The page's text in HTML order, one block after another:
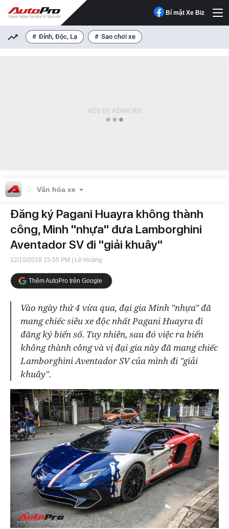
Bí mật Xe Biz
Đỉnh, Độc, Lạ Sao chơi xe
Văn hóa xe
Đăng ký Pagani Huayra không thành
công, Minh "nhựa" đưa Lamborghini
Aventador SV đi "giải khuây"
12/10/2018 15:55 PM | Lê Hoàng
Thêm AutoPro trên Google
Vào ngày thứ 4 vừa qua, đại gia Minh "nhựa" đã
mang chiếc siêu xe độc nhất Pagani Huayra đi
đăng ký biển số. Tuy nhiên, sau đó việc ra biển
không thành công và vị đại gia này đã mang chiếc
Lamborghini Aventador SV của mình đi "giải
khuây".